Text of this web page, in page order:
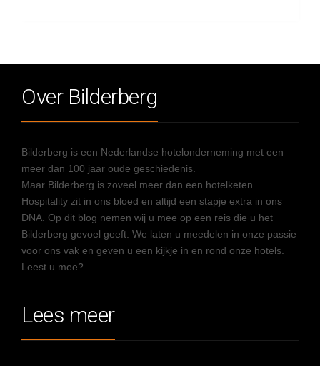
Over Bilderberg
Bilderberg is een Nederlandse hotelonderneming met een
meer dan 100 jaar oude geschiedenis.
Maar Bilderberg is zoveel meer dan een hotelketen.
Hospitality zit in ons bloed en altijd een stapje extra in ons
DNA. Op dit blog nemen wij u mee op een reis die u het
Bilderberg gevoel geeft. We laten u meedelen in onze passie
voor ons vak en geven u een kijkje in en rond onze hotels.
Leest u mee?
Lees meer